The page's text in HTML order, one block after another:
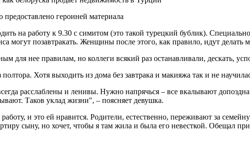
героиней материала
на работу к 9.30 с симитом (это такой турецкий бублик).
могут позавтракать. Женщины после этого, как правило, идут делать
для нее правилам, но коллеги всякий раз останавливали, дескать,
Хотя выходить из дома без завтрака и макияжа так и не
расслаблены и ленивы. Нужно напрячься – все вкалывают
Таков уклад жизни", – поясняет девушка.
и это ей нравится. Родители, естественно, переживают за
сыну, но хочет, чтобы я там жила и была его невесткой. Обещал